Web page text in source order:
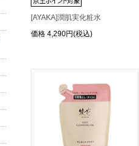
[AYAKA]潤肌実化粧水
価格 4,290円(税込)